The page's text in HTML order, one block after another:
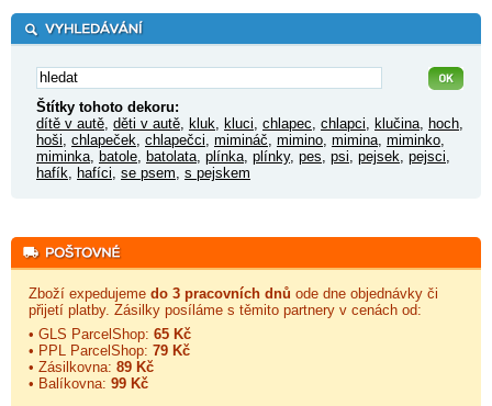
Štítky tohoto dekoru:
dítě v autě děti v autě kluk kluci chlapec chlapci klučina hoch
hoši chlapeček chlapečci mimináč mimino mimina miminko
miminka batole batolata plínka plínky, pes psi pejsek pejsci
hafík hafíci se psem s pejskem
Zboží expedujeme do 3 pracovních dnů ode dne objednávky či
přijetí platby. Zásilky posíláme s těmito partnery v cenách od:
• GLS ParcelShop: 65 Kč
• PPL ParcelShop: 79 Kč
• Zásilkovna: 89 Kč
• Balíkovna: 99 Kč